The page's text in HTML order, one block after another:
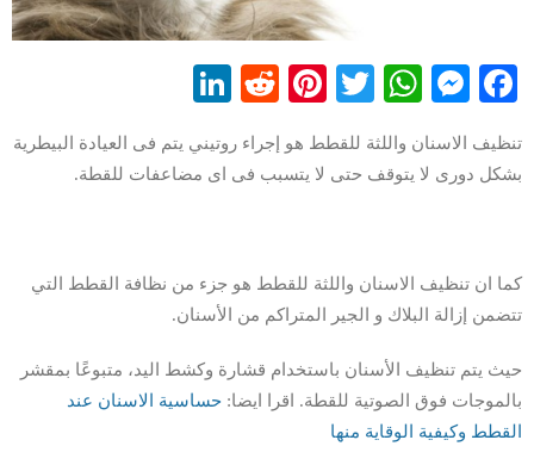
Facebook
Messenger
WhatsApp
Twitter
Pinterest
Reddit
تنظيف الاسنان واللثة للقطط هو إجراء روتيني يتم فى العيادة البيطرية
بشكل دورى لا يتوقف حتى لا يتسبب فى اى مضاعفات للقطة.
كما ان تنظيف الاسنان واللثة للقطط هو جزء من نظافة القطط التي
تتضمن إزالة البلاك و الجير المتراكم من الأسنان.
حيث يتم تنظيف الأسنان باستخدام قشارة وكشط اليد، متبوعًا بمقشر
بالموجات فوق الصوتية للقطة. اقرا ايضا: حساسية الاسنان عند
القطط وكيفية الوقاية منها